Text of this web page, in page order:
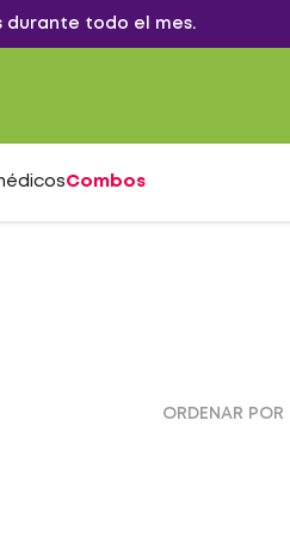
durante todo el mes.
Combos
ORDENAR POR